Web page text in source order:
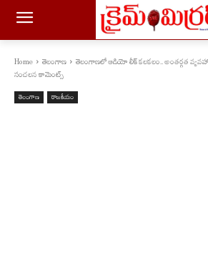
Home తెలంగాణ
తెలంగాణలో ఆడియో లీక్ కలకలం.. అంతర్గత
సంచలన కామెంట్స్
తెలంగాణ రాజకీయం